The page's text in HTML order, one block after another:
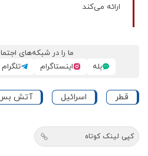
ارائه می‌کند
ما را در شبکه‌های
بله
اینستاگرام تلگرام
قطر اسرائیل آتش بس
کپی لینک کوتاه